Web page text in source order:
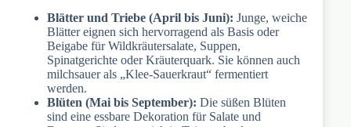
Blätter und Triebe (April bis Juni): Junge, weiche
Blätter eignen sich hervorragend als Basis oder
Beigabe für Wildkräutersalate, Suppen,
Spinatgerichte oder Kräuterquark. Sie können auch
milchsauer als „Klee-Sauerkraut“ fermentiert
werden.
Blüten (Mai bis September): Die süßen Blüten
sind eine essbare Dekoration für Salate und